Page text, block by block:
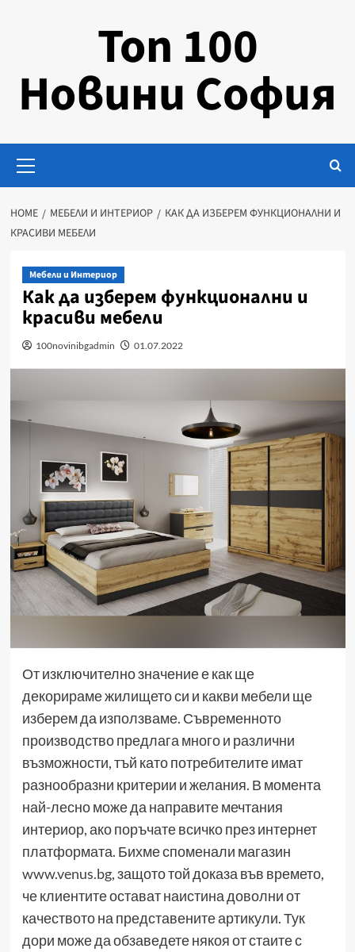
Топ 100
Новини София
Menu
HOME МЕБЕЛИ И ИНТЕРИОР
КАК ДА ИЗБЕРЕМ ФУНКЦИОНАЛНИ И
КРАСИВИ МЕБЕЛИ
Мебели и Интериор
Как да изберем функционални и
красиви мебели
100novinibgadmin 01.07.2022
От изключително значение е как ще
декорираме жилището си и какви мебели ще
изберем да използваме. Съвременното
производство предлага много и различни
възможности, тъй като потребителите имат
разнообразни критерии и желания. В момента
най-лесно може да направите мечтания
интериор, ако поръчате всичко през интернет
платформата. Бихме споменали магазин
www.venus.bg, защото той доказа във времето,
че клиентите остават наистина доволни от
качеството на представените артикули. Тук
дори може да обзаведете някоя от стаите с